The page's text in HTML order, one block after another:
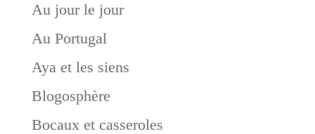
Au jour le jour
Au Portugal
Aya et les siens
Blogosphère
Bocaux et casseroles